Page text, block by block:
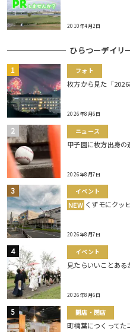
2010年4月2日
ひらつーデイリ
フォト
枚方から見た「2026
2026年8月6日
ニュース
甲子園に枚方出身
2026年8月7日
イベント
NEW くずモにクッ
2026年8月7日
イベント
見たらいいことある
2026年8月6日
開店・閉店
町楠葉につくって